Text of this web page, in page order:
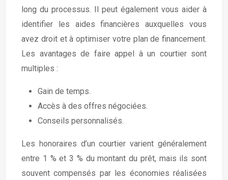
long du processus. Il peut également vous aider à
identifier les aides financières auxquelles vous
avez droit et à optimiser votre plan de financement.
Les avantages de faire appel à un courtier sont
multiples :
Gain de temps.
Accès à des offres négociées.
Conseils personnalisés.
Les honoraires d’un courtier varient généralement
entre 1 % et 3 % du montant du prêt, mais ils sont
souvent compensés par les économies réalisées